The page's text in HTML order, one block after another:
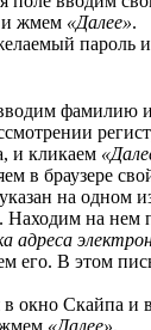
и жмем «Далее».
пароль
фамилию
и кликаем
в браузере
на одном
Находим на нем
адреса
его. В этом
в окно Скайпа и
«Далее».